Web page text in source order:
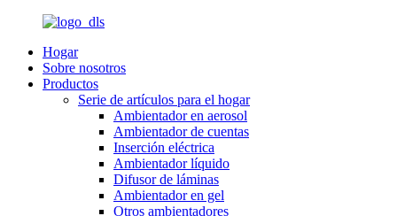
Hogar
Sobre nosotros
Productos
Serie de artículos para el hogar
Ambientador en aerosol
Ambientador de cuentas
Inserción eléctrica
Ambientador líquido
Difusor de láminas
Ambientador en gel
Otros ambientadores